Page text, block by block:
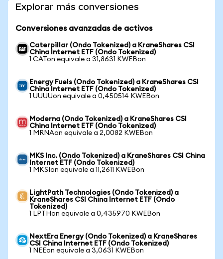
Explorar más conversiones
Conversiones avanzadas de activos
Caterpillar (Ondo Tokenized) a KraneShares CSI
China Internet ETF (Ondo Tokenized)
1 CATon equivale a 31,8631 KWEBon
Energy Fuels (Ondo Tokenized) a KraneShares CSI
China Internet ETF (Ondo Tokenized)
1 UUUUon equivale a 0,450514 KWEBon
Moderna (Ondo Tokenized) a KraneShares CSI
China Internet ETF (Ondo Tokenized)
1 MRNAon equivale a 2,0082 KWEBon
MKS Inc. (Ondo Tokenized) a KraneShares CSI China
Internet ETF (Ondo Tokenized)
1 MKSIon equivale a 11,2611 KWEBon
LightPath Technologies (Ondo Tokenized) a
KraneShares CSI China Internet ETF (Ondo
Tokenized)
1 LPTHon equivale a 0,435970 KWEBon
NextEra Energy (Ondo Tokenized) a KraneShares
CSI China Internet ETF (Ondo Tokenized)
1 NEEon equivale a 3,0631 KWEBon